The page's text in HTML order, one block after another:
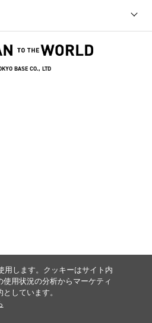
BASE CO., LTD
用します。クッキーはサイト内
用状況の分析からマーケティ
しています。